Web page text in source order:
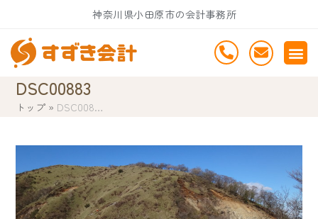
content
神奈川県小田原市の会計事務所
DSC00883
トップ » DSC008…